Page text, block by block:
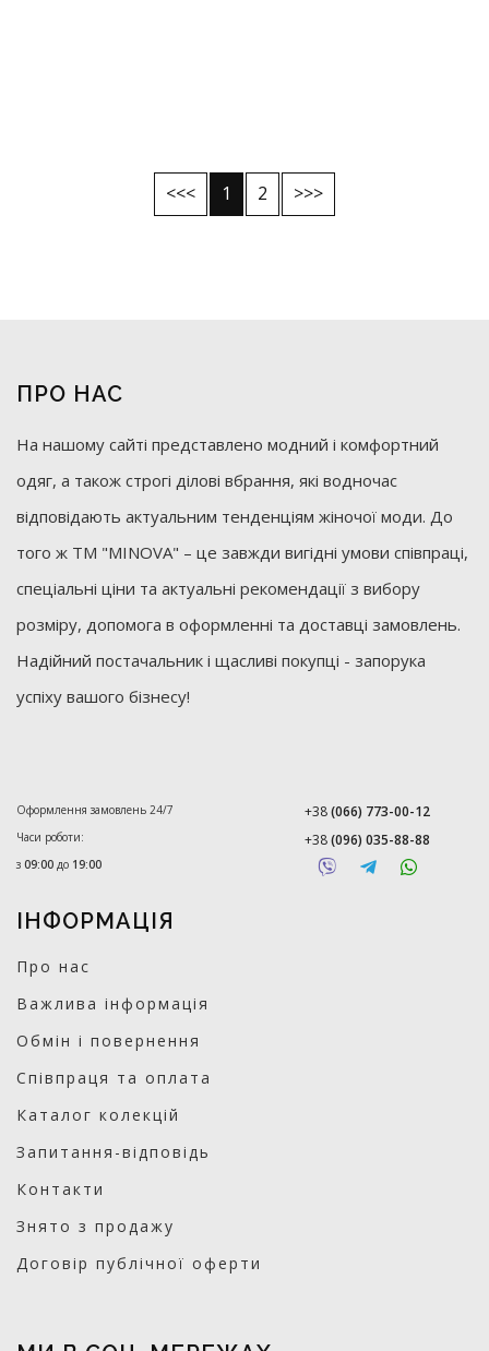
<<< 1 2 >>>
ПРО НАС
На нашому сайті представлено модний і комфортний
одяг, а також строгі ділові вбрання, які водночас
відповідають актуальним тенденціям жіночої моди. До
того ж ТМ "MINOVA" – це завжди вигідні умови співпраці,
спеціальні ціни та актуальні рекомендації з вибору
розміру, допомога в оформленні та доставці замовлень.
Надійний постачальник і щасливі покупці - запорука
успіху вашого бізнесу!
Оформлення замовлень 24/7
Часи роботи:
з 09:00 до 19:00
+38(066) 773-00-12
+38(096) 035-88-88
ІНФОРМАЦІЯ
Про нас
Важлива інформація
Обмін і повернення
Співпраця та оплата
Каталог колекцій
Запитання-відповідь
Контакти
Знято з продажу
Договір публічної оферти